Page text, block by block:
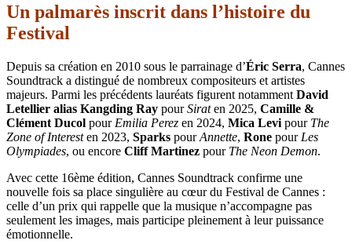
Un palmarès inscrit dans l’histoire du
Festival
Depuis sa création en 2010 sous le parrainage d’Éric Serra, Cannes
Soundtrack a distingué de nombreux compositeurs et artistes
majeurs. Parmi les précédents lauréats figurent notamment David
Letellier alias Kangding Ray pourSiraten 2025, Camille &
Clément Ducol pour Emilia Perez en 2024, Mica Levi pour The
Zone of Interesten 2023, Sparks pourAnnette, Rone pour Les
Olympiades, ou encore Cliff Martinez pour The Neon Demon.
Avec cette 16ème édition, Cannes Soundtrack confirme une
nouvelle fois sa place singulière au cœur du Festival de Cannes :
celle d’un prix qui rappelle que la musique n’accompagne pas
seulement les images, mais participe pleinement à leur puissance
émotionnelle.